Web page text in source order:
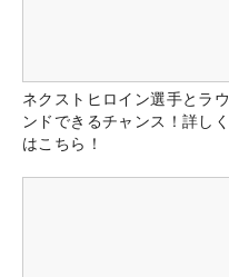
ネクストヒロイン選手とラウ
ンドできるチャンス！詳しく
はこちら！